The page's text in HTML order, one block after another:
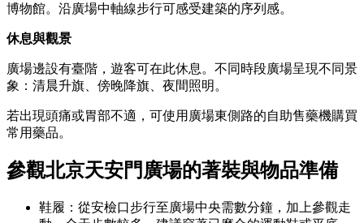
博物館。沿廣場中軸線步行可感受建築的序列感。
休息與觀景
廣場邊設有臺階，遊客可在此休息。不同時段廣場呈現不同景
象：清晨升旗、傍晚降旗、夜間照明。
若出現頭痛或胃部不適，可使用廣場東側路的自助售藥機購買
常用藥品。
參觀北京天安門廣場的著裝與物品準備
鞋履：從安檢口步行至廣場中央需數分鐘，加上參觀走